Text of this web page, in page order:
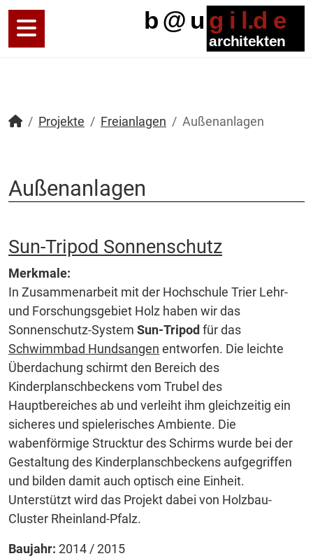
Projekte Freianlagen Außenanlagen
Außenanlagen
Sun-Tripod Sonnenschutz
Merkmale:
In Zusammenarbeit mit der Hochschule Trier Lehr-
und Forschungsgebiet Holz haben wir das
Sonnenschutz-System Sun-Tripod für das
Schwimmbad Hundsangen entworfen. Die leichte
Überdachung schirmt den Bereich des
Kinderplanschbeckens vom Trubel des
Hauptbereiches ab und verleiht ihm gleichzeitig ein
sicheres und spielerisches Ambiente. Die
wabenförmige Strucktur des Schirms wurde bei der
Gestaltung des Kinderplanschbeckens aufgegriffen
und bilden damit auch optisch eine Einheit.
Unterstützt wird das Projekt dabei von Holzbau-
Cluster Rheinland-Pfalz.
Baujahr: 2014 / 2015